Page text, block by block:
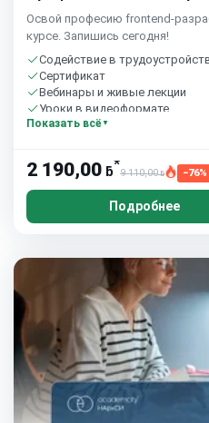
Освой професию frontend-
курсе. Запишись сегодня!
Содействие в
Сертификат
Вебинары и живые лекции
Уроки в видеоформате
Домашние задания с
8 часов в неделю
Показать всё
2 190,00 ƃ*
9 110,00ƃ −76%
Подробнее